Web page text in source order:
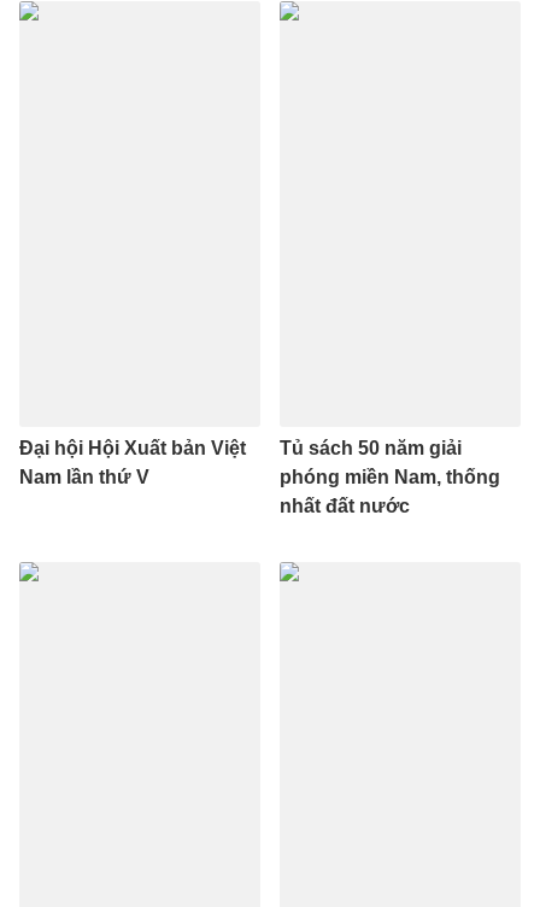
Đại hội Hội Xuất bản Việt
Nam lần thứ V
Tủ sách 50 năm giải
phóng miền Nam, thống
nhất đất nước